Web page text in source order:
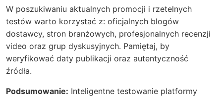
W poszukiwaniu aktualnych promocji i rzetelnych
testów warto korzystać z: oficjalnych blogów
dostawcy, stron branżowych, profesjonalnych recenzji
video oraz grup dyskusyjnych. Pamiętaj, by
weryfikować daty publikacji oraz autentyczność
źródła.
Podsumowanie: Inteligentne testowanie platformy